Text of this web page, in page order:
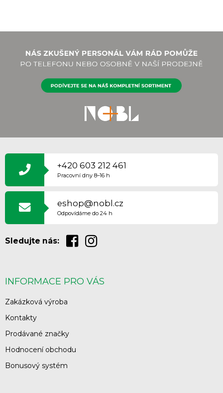
Á
T
+420 603 212 461
Pracovní dny 8–16 h
eshop@nobl.cz
Odpovídáme do 24 h
Sledujte nás:
INFORMACE PRO VÁS
Zakázková výroba
Kontakty
Prodávané značky
Hodnocení obchodu
Bonusový systém